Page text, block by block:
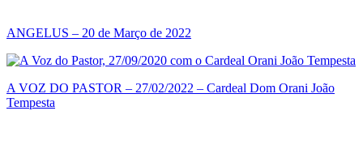
ANGELUS – 20 de Março de 2022
A VOZ DO PASTOR – 27/02/2022 – Cardeal Dom Orani João
Tempesta